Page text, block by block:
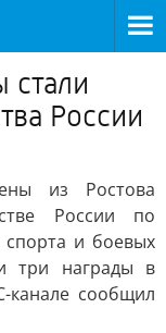
стали
России
из Ростова
России по
спорта и боевых
три награды в
сообщил